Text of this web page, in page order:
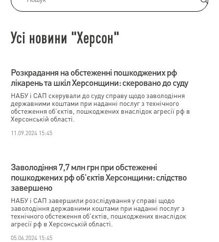
Усі новини "Херсон"
Розкрадання на обстеженні пошкоджених рф
лікарень та шкіл Херсонщини: скеровано до суду
НАБУ і САП скерували до суду справу щодо заволодіння
державними коштами при наданні послуг з технічного
обстеження об'єктів, пошкоджених внаслідок агресії рф в
Херсонській області.
11.09.2024 15:45
Заволодіння 7,7 млн грн при обстеженні
пошкоджених рф об'єктів Херсонщини: слідство
завершено
НАБУ і САП завершили розслідування у справі щодо
заволодіння державними коштами при наданні послуг з
технічного обстеження об'єктів, пошкоджених внаслідок
агресії рф в Херсонській області.
05.06.2024 15:45